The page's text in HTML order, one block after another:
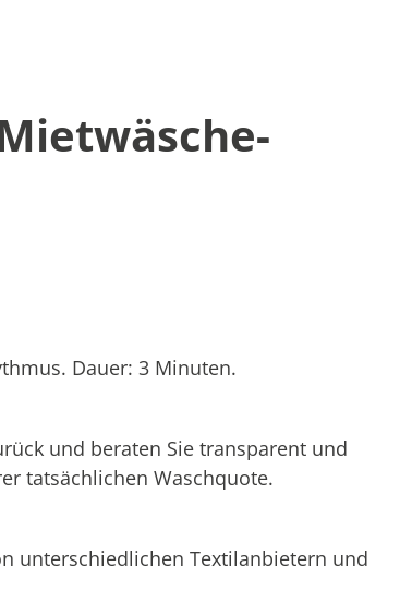
Dauer: 3 Minuten.
und beraten Sie transparent und
tatsächlichen Waschquote.
unterschiedlichen Textilanbietern und